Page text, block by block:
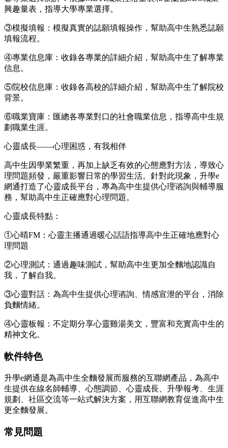
興趣量表，指導大學專業選擇。
③模擬填報：模擬真實的誌願填報操作，幫助高中生熟悉誌願
填報流程。
④專業信息庫：收錄各專業的詳細介紹，幫助高中生了解專業
信息。
⑤院校信息庫：收錄各高校的詳細介紹，幫助高中生了解院校
背景。
⑥職業寶庫：匯總各專業對口的社會職業信息，指導高中生規
劃職業生涯。
心靈成長——心理困惑，有我相伴
高中生因學業繁重，再加上缺乏有效的心態應對方法，導致心
理問題頻發，嚴重影響日常的學習生活。針對此現象，升學e
網通打造了心靈成長平台，專為高中生提供心理谘詢與輔導服
務，幫助高中生正確應對心理問題。
心靈成長特點：
①心晴FM：心靈主播通過暖心話語指導高中生正確地應對心
理問題
②心理測試：通過趣味測試，幫助高中生更加全麵地認識自
我，了解自我。
③心靈對話：為高中生提供心理谘詢、情感宣泄的平台，消除
負麵情緒。
④心靈板報：不定期分享心靈雞湯美文，豐富和充實高中生的
精神文化。
軟件特色
升學e網通是為高中生全麵發展而服務的互聯網產品，為高中
生提供在線名師輔導、心態調節、心靈成長、升學報考、生涯
規劃、社區交流等一站式解決方案，用互聯網教育促進高中生
更全麵發展。
常見問題